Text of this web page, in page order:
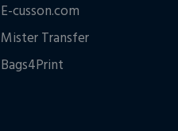
E-cusson.com
Mister Transfer
Bags4Print